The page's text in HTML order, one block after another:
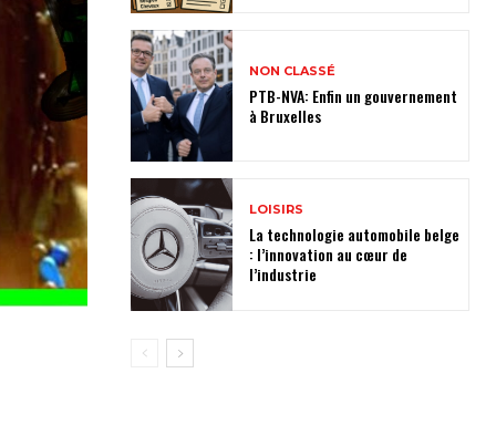
NON CLASSÉ
PTB-NVA: Enfin un gouvernement
à Bruxelles
LOISIRS
La technologie automobile belge
: l’innovation au cœur de
l’industrie